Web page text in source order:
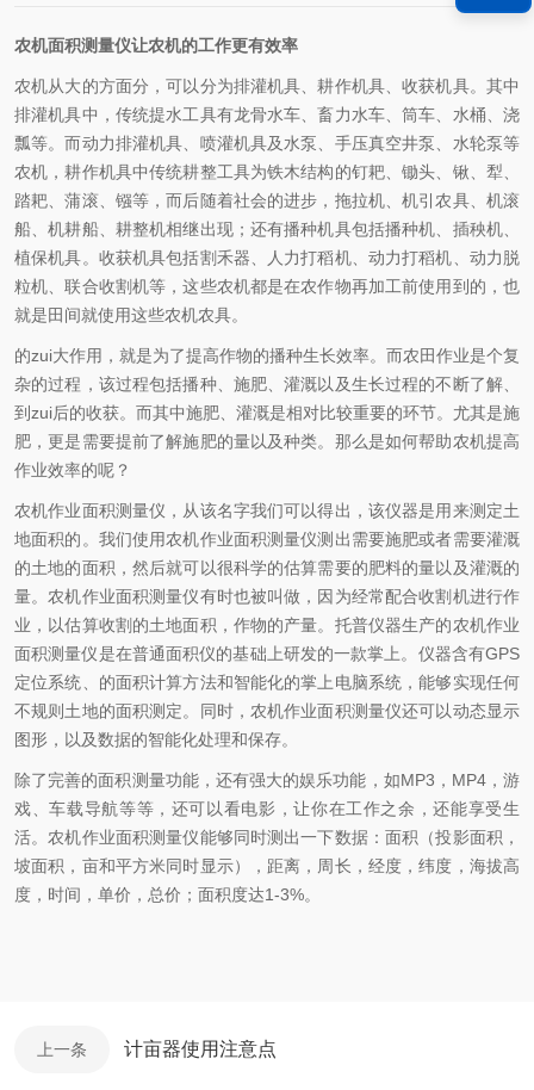
农机面积测量仪让农机的工作更有效率
农机从大的方面分，可以分为排灌机具、耕作机具、收获机具。其中
排灌机具中，传统提水工具有龙骨水车、畜力水车、筒车、水桶、浇
瓢等。而动力排灌机具、喷灌机具及水泵、手压真空井泵、水轮泵等
农机，耕作机具中传统耕整工具为铁木结构的钉耙、锄头、锹、犁、
踏耙、蒲滚、镪等，而后随着社会的进步，拖拉机、机引农具、机滚
船、机耕船、耕整机相继出现；还有播种机具包括播种机、插秧机、
植保机具。收获机具包括割禾器、人力打稻机、动力打稻机、动力脱
粒机、联合收割机等，这些农机都是在农作物再加工前使用到的，也
就是田间就使用这些农机农具。
的zui大作用，就是为了提高作物的播种生长效率。而农田作业是个复
杂的过程，该过程包括播种、施肥、灌溉以及生长过程的不断了解、
到zui后的收获。而其中施肥、灌溉是相对比较重要的环节。尤其是施
肥，更是需要提前了解施肥的量以及种类。那么是如何帮助农机提高
作业效率的呢？
农机作业面积测量仪，从该名字我们可以得出，该仪器是用来测定土
地面积的。我们使用农机作业面积测量仪测出需要施肥或者需要灌溉
的土地的面积，然后就可以很科学的估算需要的肥料的量以及灌溉的
量。农机作业面积测量仪有时也被叫做 ，因为经常配合收割机进行作
业，以估算收割的土地面积，作物的产量。托普仪器生产的农机作业
面积测量仪是在普通面积仪的基础上研发的一款掌上 。仪器含有GPS
定位系统、的面积计算方法和智能化的掌上电脑系统，能够实现任何
不规则土地的面积测定。同时，农机作业面积测量仪还可以动态显示
图形，以及数据的智能化处理和保存。
除了完善的面积测量功能，还有强大的娱乐功能，如MP3 ， MP4，游
戏、车载导航等等，还可以看电影，让你在工作之余，还能享受生
活。农机作业面积测量仪能够同时测出一下数据：面积（投影面积，
坡面积，亩和平方米同时显示），距离，周长，经度，纬度，海拔高
度，时间，单价，总价；面积度达1-3%。
上一条 计亩器使用注意点